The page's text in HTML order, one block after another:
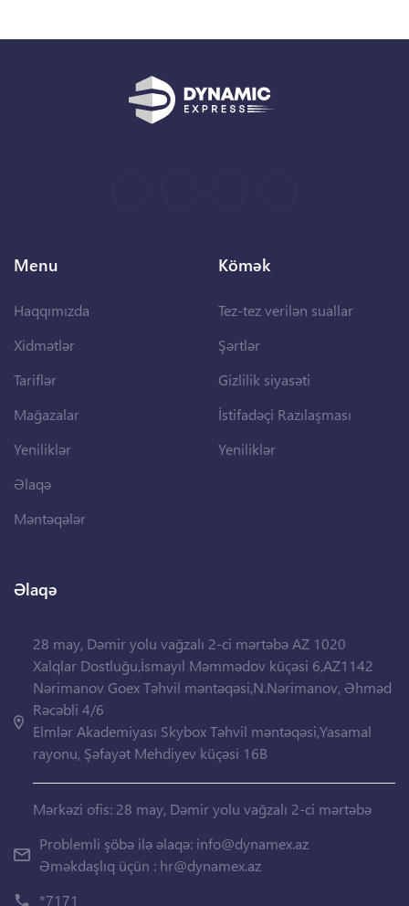
Menu
Haqqımızda
Xidmətlər
Tariflər
Mağazalar
Yeniliklər
Əlaqə
Məntəqələr
Kömək
Tez-tez verilən suallar
Şərtlər
Gizlilik siyasəti
İstifadəçi Razılaşması
Yeniliklər
Əlaqə
28 may, Dəmir yolu vağzalı 2-ci mərtəbə AZ 1020
Xalqlar Dostluğu,İsmayıl Məmmədov küçəsi 6,AZ1142
Nərimanov Goex Təhvil məntəqəsi,N.Nərimanov, Əhməd
Rəcəbli 4/6
Elmlər Akademiyası Skybox Təhvil məntəqəsi,Yasamal
rayonu, Şəfayət Mehdiyev küçəsi 16B
Mərkəzi ofis: 28 may, Dəmir yolu vağzalı 2-ci mərtəbə
Problemli şöbə ilə əlaqə: info@dynamex.az
Əməkdaşlıq üçün : hr@dynamex.az
*7171